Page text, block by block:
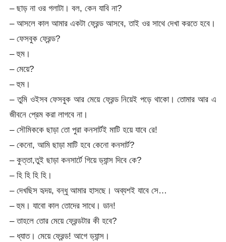
– ছাড় না ওর গলাটা। বল, কেন যাবি না?
– আসলে কাল আমার একটা ফ্রেন্ড আসবে, তাই ওর সাথে দেখা করতে হবে।
– ফেসবুক ফ্রেন্ড?
– হুম।
– মেয়ে?
– হুম।
– তুমি ওইসব ফেসবুক আর মেয়ে ফ্রেন্ড নিয়েই পড়ে থাকো। তোমার আর এ
জীবনে প্রেম করা লাগবে না।
– সৌমিককে ছাড়া তো পুরা কনসার্টই মাটি হয়ে যাবে রে!
– কেনো, আমি ছাড়া মাটি হবে কেনো কনসার্ট?
– কুত্তা,তুই ছাড়া কনসার্টে গিয়ে ড্যান্স দিবে কে?
– হি হি হি হি।
– দেখছিস হৃদয়, বন্ধু আমার হাসছে। অব্যশই যাবে সে…
– হুম। যাবো কাল তোদের সাথে। ডান!
– তাহলে তোর মেয়ে ফ্রেন্ডটার কী হবে?
– ধ্যাত। মেয়ে ফ্রেন্ড! আগে ড্যান্স।